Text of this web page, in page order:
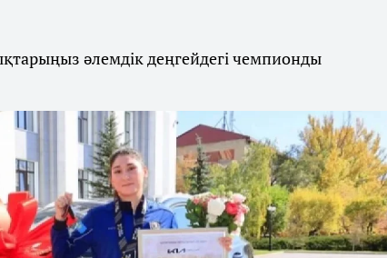
әлемдік деңгейдегі чемпионды